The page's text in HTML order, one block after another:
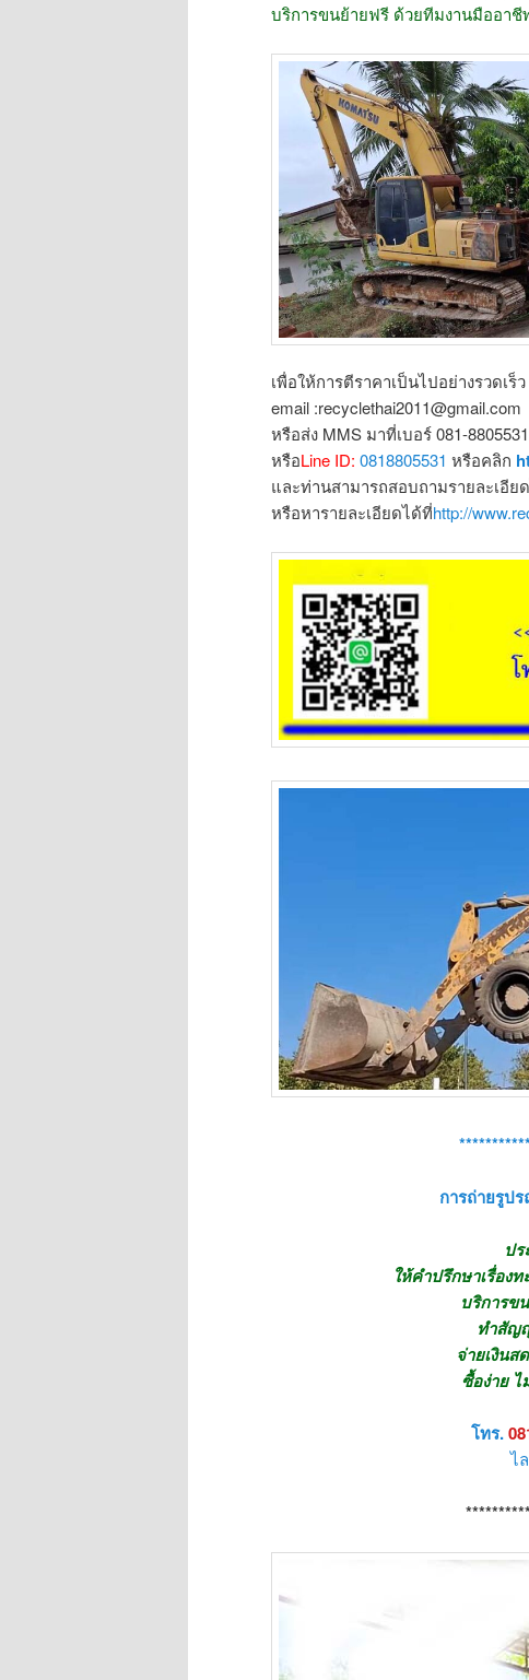
บริการขนย้ายฟรี ด้วยทีมงานมืออาชี
เพื่อให้การตีราคาเป็นไปอย่างรวดเ
email :recyclethai2011@gmail.com
หรือส่ง MMS มาที่เบอร์ 081-8805531
หรือLine ID: 0818805531 หรือคลิก
และท่านสามารถสอบถามรายละเอีย
หรือหารายละเอียดได้ที่http://
การถ่ายรูป
ป
ให้คำปรึกษาเรื่อง
บริการข
ทำสัญ
จ่ายเงินส
ซื้อง่าย ไ
โทร.
ไ